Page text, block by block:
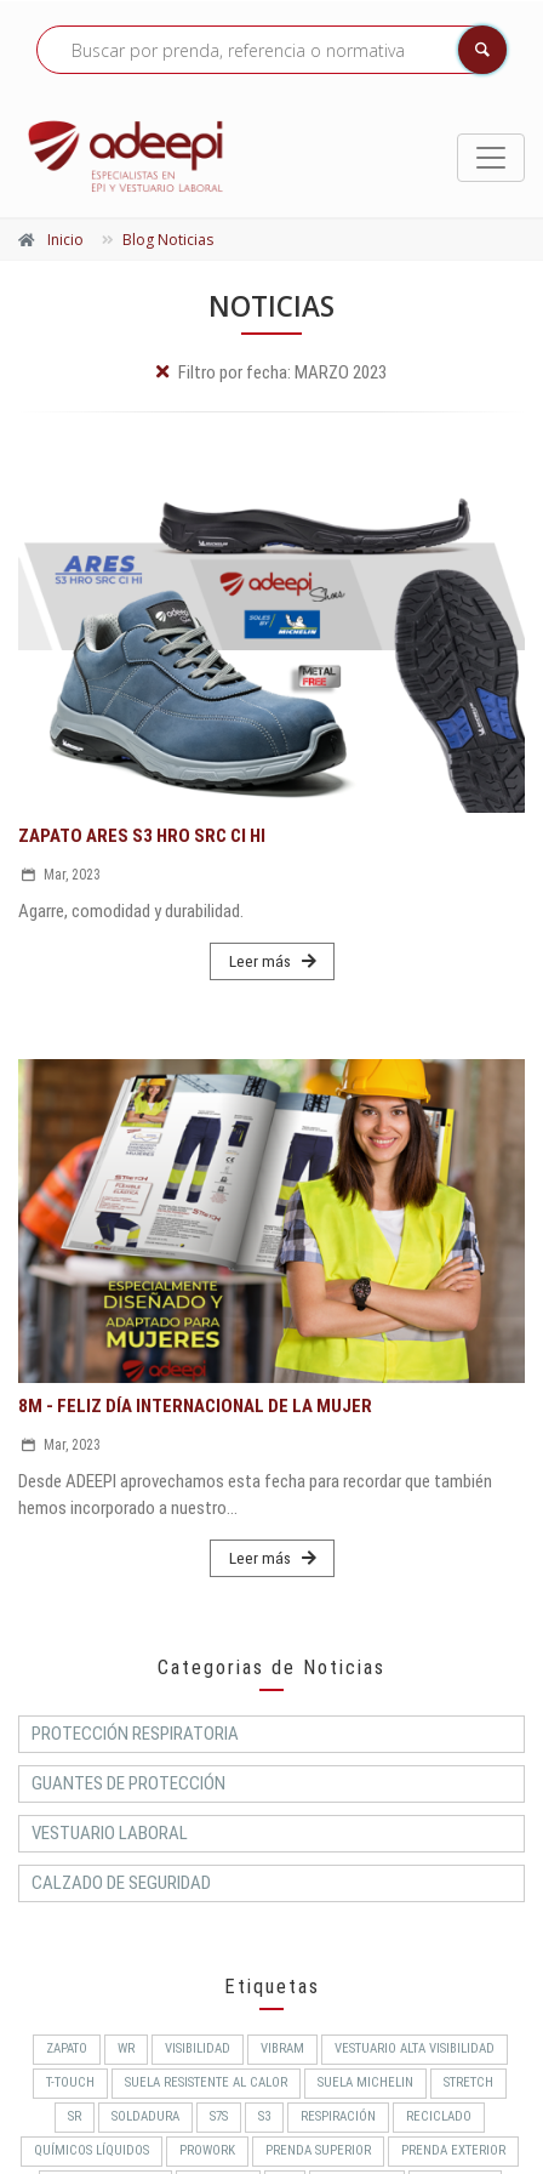
Inicio Blog Noticias
NOTICIAS
Filtro por fecha: MARZO 2023
ZAPATO ARES S3 HRO SRC CI HI
Mar, 2023
Agarre, comodidad y durabilidad.
Leer más
8M - FELIZ DÍA INTERNACIONAL DE LA MUJER
Mar, 2023
Desde ADEEPI aprovechamos esta fecha para recordar que también
hemos incorporado a nuestro...
Leer más
Categorias de Noticias
PROTECCIÓN RESPIRATORIA
GUANTES DE PROTECCIÓN
VESTUARIO LABORAL
CALZADO DE SEGURIDAD
Etiquetas
ZAPATO WR VISIBILIDAD VIBRAM VESTUARIO ALTA VISIBILIDAD
T-TOUCH SUELA RESISTENTE AL CALOR SUELA MICHELIN STRETCH
SR SOLDADURA S7S S3 RESPIRACIÓN RECICLADO
QUÍMICOS LÍQUIDOS PROWORK PRENDA SUPERIOR PRENDA EXTERIOR